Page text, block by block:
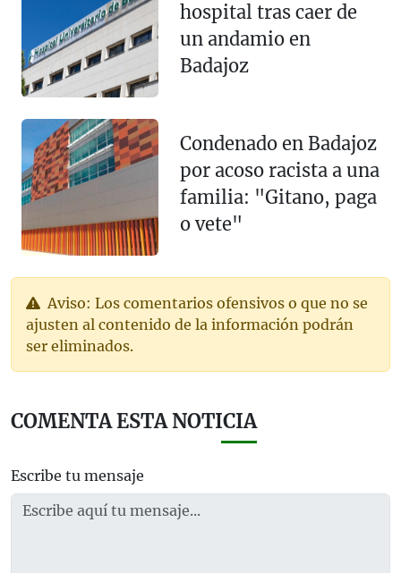
hospital tras caer de
un andamio en
Badajoz
Condenado en Badajoz
por acoso racista a una
familia: "Gitano, paga
o vete"
Aviso: Los comentarios ofensivos o que no se
ajusten al contenido de la información podrán
ser eliminados.
COMENTA ESTA NOTICIA
Escribe tu mensaje